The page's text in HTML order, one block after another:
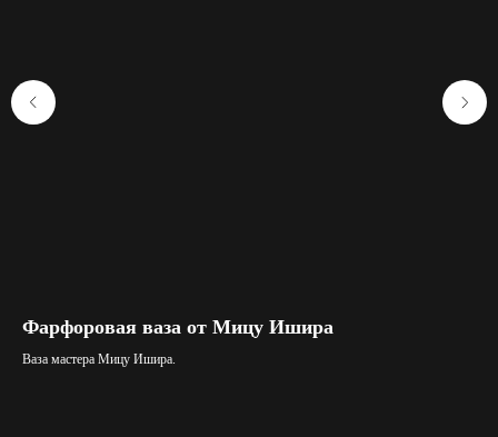
Фарфоровая ваза от Мицу Ишира
Ваза мастера Мицу Ишира.